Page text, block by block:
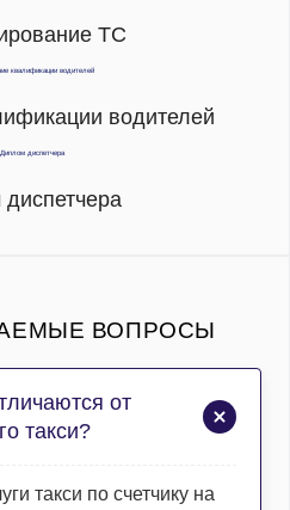
ТС
водителей
ВОПРОСЫ
от
такси?
такси по счетчику на